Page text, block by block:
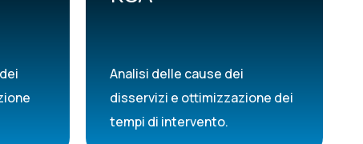
Analisi delle cause dei
disservizi e ottimizzazione dei
tempi di intervento.